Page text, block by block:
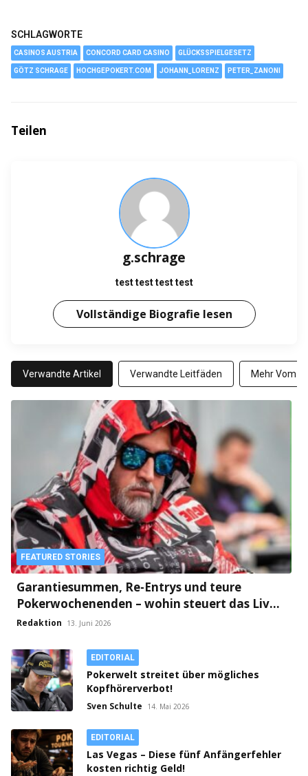
SCHLAGWORTE
CASINOS AUSTRIA CONCORD CARD CASINO GLÜCKSSPIELGESETZ
GÖTZ SCHRAGE HOCHGEPOKERT.COM JOHANN_LORENZ PETER_ZANONI
Teilen
g.schrage
test test test test
Vollständige Biografie lesen
Verwandte Artikel Verwandte Leitfäden Mehr Vom
FEATURED STORIES
Garantiesummen, Re-Entrys und teure
Pokerwochenenden – wohin steuert das Live-
Poker?
Redaktion 13. Juni 2026
EDITORIAL
Pokerwelt streitet über mögliches
Kopfhörerverbot!
Sven Schulte 14. Mai 2026
EDITORIAL
Las Vegas – Diese fünf Anfängerfehler
kosten richtig Geld!